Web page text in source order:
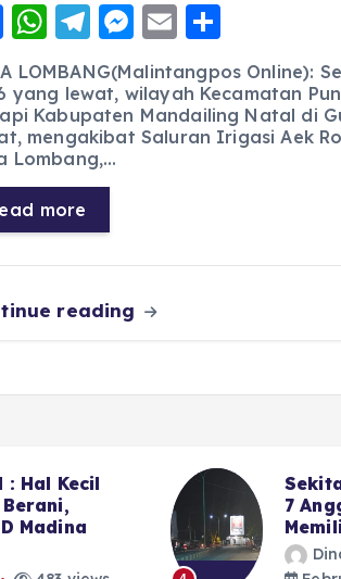
F
a
c
e
b
o
o
k
W
h
a
ts
A
p
p
T
el
e
g
r
a
m
M
e
ss
e
E
m
ai
l
h
a
re
LOMBANG(Malintangpos Online):
yang lewat, wilayah Kecamatan
Kabupaten Mandailing Natal di
mengakibat Saluran Irigasi Aek
Lombang,…
more
reading
Kotanopan, 6 Dari
DPRD Madina II